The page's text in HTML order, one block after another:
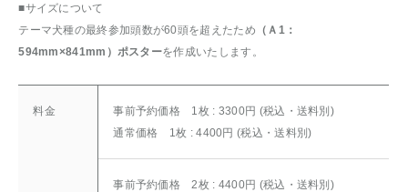
■サイズについて
テーマ犬種の最終参加頭数が60頭を超えたため （Ａ1：
594mm×841mm）ポスターを作成いたします。
料金
事前予約価格 1枚 : 3300円 (税込・送料別)
通常価格 1枚 : 4400円 (税込・送料別)
事前予約価格 2枚 : 4400円 (税込・送料別)